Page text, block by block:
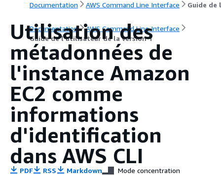
Documentation AWS Command Line Interface
Documentation
AWS Command Line Interface
Guide de l’utilisateur de la version 1
Utilisation des
métadonnées de
l'instance Amazon
EC2 comme
informations
d'identification
dans AWS CLI
PDF RSS Markdown Mode concentration